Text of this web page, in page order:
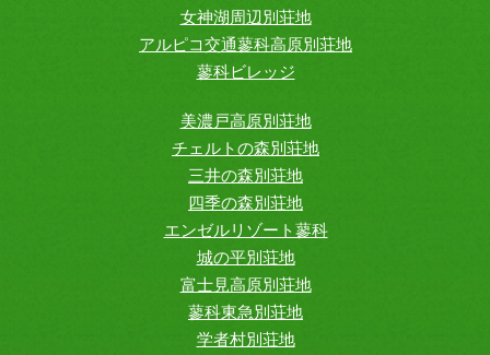
女神湖周辺別荘地
アルピコ交通蓼科高原別荘地
蓼科ビレッジ
美濃戸高原別荘地
チェルトの森別荘地
三井の森別荘地
四季の森別荘地
エンゼルリゾート蓼科
城の平別荘地
富士見高原別荘地
蓼科東急別荘地
学者村別荘地